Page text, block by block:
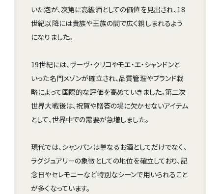
いた泡が、次第に高級酒としての価値を見出され、18
世紀以降には貴族や王族の間で広く親しまれるよう
になりました。
19世紀には、ヴーヴ・クリコやモエ・エ・シャンドンと
いった名門メゾンが確立され、品質管理やブランド戦
略によって国際的な評価を高めていきました。第二次
世界大戦後は、祝賀や贈答の場に欠かせないアイテム
として、世界中での需要が急増しました。
現代では、シャンパンは単なるお酒としてだけでなく、
ラグジュアリーの象徴としての地位を確立しており、記
念日やセレモニーなど特別なシーンで用いられること
が多くなっています。